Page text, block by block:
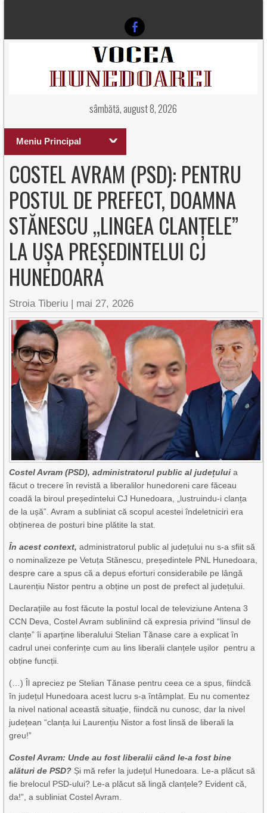
sâmbătă, august 8, 2026
Meniu Principal
COSTEL AVRAM (PSD): PENTRU
POSTUL DE PREFECT, DOAMNA
STĂNESCU „LINGEA CLANȚELE”
LA UȘA PREȘEDINTELUI CJ
HUNEDOARA
Stroia Tiberiu | mai 27, 2026
Costel Avram (PSD), administratorul public al județului a
făcut o trecere în revistă a liberalilor hunedoreni care făceau
coadă la biroul președintelui CJ Hunedoara, „lustruindu-i clanța
de la ușă”. Avram a subliniat că scopul acestei îndeletniciri era
obținerea de posturi bine plătite la stat.
În acest context, administratorul public al județului nu s-a sfiit să
o nominalizeze pe Vetuța Stănescu, președintele PNL Hunedoara,
despre care a spus că a depus eforturi considerabile pe lângă
Laurențiu Nistor pentru a obține un post de prefect al județului.
Declarațiile au fost făcute la postul local de televiziune Antena 3
CCN Deva, Costel Avram subliniind că expresia privind “linsul de
clanțe” îi aparține liberalului Stelian Tănase care a explicat în
cadrul unei conferințe cum au lins liberalii clanțele ușilor pentru a
obține funcții.
(…) Îl apreciez pe Stelian Tănase pentru ceea ce a spus, fiindcă
în județul Hunedoara acest lucru s-a întâmplat. Eu nu comentez
la nivel national această situație, fiindcă nu cunosc, dar la nivel
județean “clanța lui Laurențiu Nistor a fost linsă de liberali la
greu!”
Costel Avram: Unde au fost liberalii când le-a fost bine
alături de PSD? Și mă refer la județul Hunedoara. Le-a plăcut să
fie brelocul PSD-ului? Le-a plăcut să lingă clanțele? Evident că,
da!”, a subliniat Costel Avram.